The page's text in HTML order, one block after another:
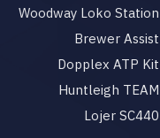
Woodway Loko Station
Brewer Assist
Dopplex ATP Kit
Huntleigh TEAM
Lojer SC440